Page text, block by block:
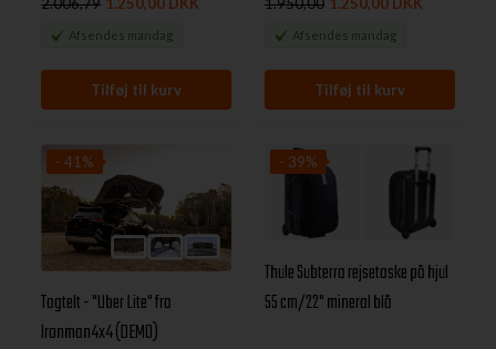
2.006,79 1.250,00 DKK
Afsendes mandag
1.950,00 1.250,00 DKK
Afsendes mandag
- 41%
Tagtelt - "Uber Lite" fra
Ironman4x4 (DEMO)
- 39%
Thule Subterra rejsetaske på hjul
55 cm/22" mineral blå